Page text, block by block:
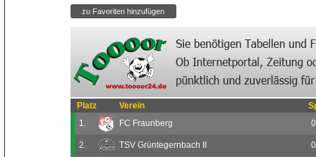
Platz Verein
1.
FC Fraunberg 0
2. TSV Grüntegernbach II 0